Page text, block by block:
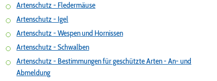
Artenschutz - Fledermäuse
Artenschutz - Igel
Artenschutz - Wespen und Hornissen
Artenschutz - Schwalben
Artenschutz - Bestimmungen für geschützte Arten - An- und
Abmeldung